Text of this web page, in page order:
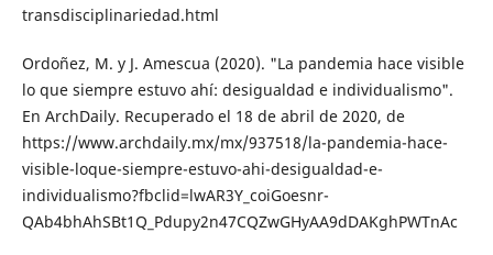
transdisciplinariedad.html
Ordoñez, M. y J. Amescua (2020). "La pan­demia hace visible
lo que siempre estu­vo ahí: desigualdad e individualismo".
En ArchDaily. Recuperado el 18 de abril de 2020, de
https://www.archdaily.mx/mx/937518/la-pandemia-hace-
visible-lo­que-siempre-estuvo-ahi-desigualdad-e­
individualismo?fbclid=lwAR3Y_coiGoesnr­
QAb4bhAhSBt1Q_Pdupy2n47CQZwGHyA­A9dDAKghPWTnAc